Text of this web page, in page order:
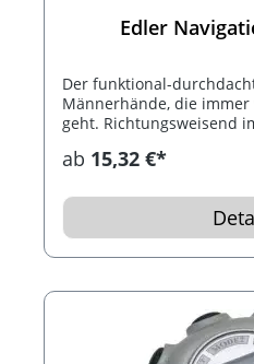
Edler
Der funktional-
Männerhände, die immer
geht. Richtungsweisend
weist mit seinem
Geschenkbox.
ab 15,32 €*